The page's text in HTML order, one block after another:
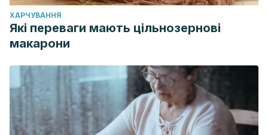
ХАРЧУВАННЯ
Які переваги мають цільнозернові
макарони